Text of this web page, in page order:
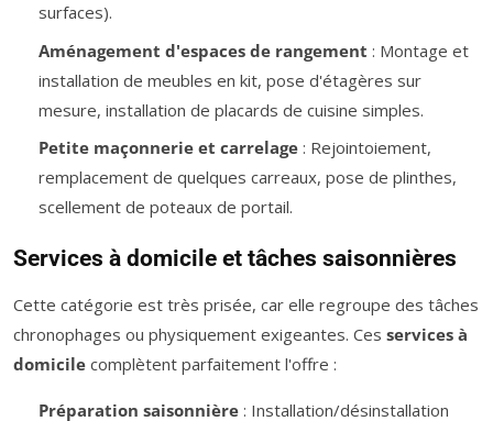
surfaces).
Aménagement d'espaces de rangement : Montage et
installation de meubles en kit, pose d'étagères sur
mesure, installation de placards de cuisine simples.
Petite maçonnerie et carrelage: Rejointoiement,
remplacement de quelques carreaux, pose de plinthes,
scellement de poteaux de portail.
Services à domicile et tâches saisonnières
Cette catégorie est très prisée, car elle regroupe des tâches
chronophages ou physiquement exigeantes. Ces services à
domicile complètent parfaitement l'offre :
Préparation saisonnière: Installation/désinstallation